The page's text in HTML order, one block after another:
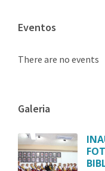
Eventos
There are no events
Galeria